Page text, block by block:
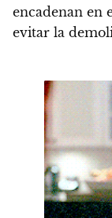
encadenan en
evitar la